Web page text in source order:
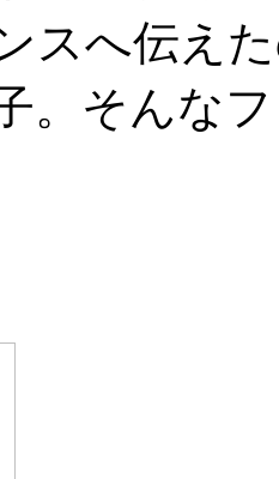
スへ伝え
。そんな